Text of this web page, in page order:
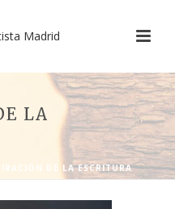
LA
DE LA ESCRITURA